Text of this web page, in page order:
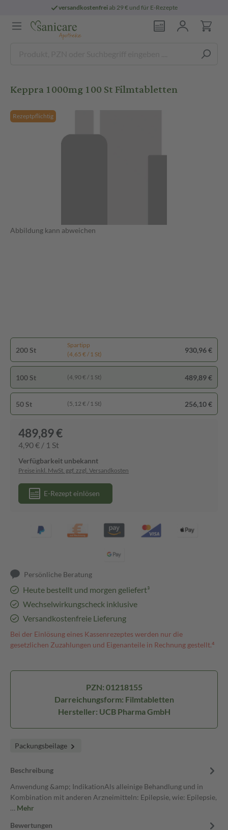
versandkostenfreiab 29 € und für E-Rezepte
Keppra 1000mg 100 St Filmtabletten
Rezeptpflichtig
Abbildung kann abweichen
200 St
Spartipp
(4,65 € / 1 St)
930,96 €
100 St (4,90 € / 1 St) 489,89 €
50 St (5,12 € / 1 St) 256,10 €
489,89 €
4,90 € / 1 St
Verfügbarkeit unbekannt
Preise inkl. MwSt. ggf. zzgl. Versandkosten
E-Rezept einlösen
Persönliche Beratung
Heute bestellt und morgen geliefert³
Wechselwirkungscheck inklusive
Versandkostenfreie Lieferung
Bei der Einlösung eines Kassenrezeptes werden nur die
gesetzlichen Zuzahlungen und Eigenanteile in Rechnung gestellt.⁴
PZN: 01218155
Darreichungsform: Filmtabletten
Hersteller: UCB Pharma GmbH
Packungsbeilage
Beschreibung
Anwendung &amp; IndikationAls alleinige Behandlung und in
Kombination mit anderen Arzneimitteln: Epilepsie, wie: Epilepsie,
… Mehr
Bewertungen